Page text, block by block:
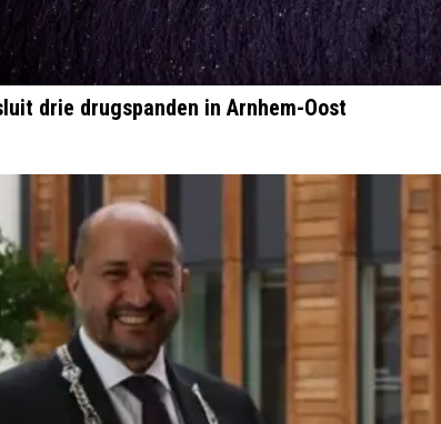
drie drugspanden in Arnhem-Oost